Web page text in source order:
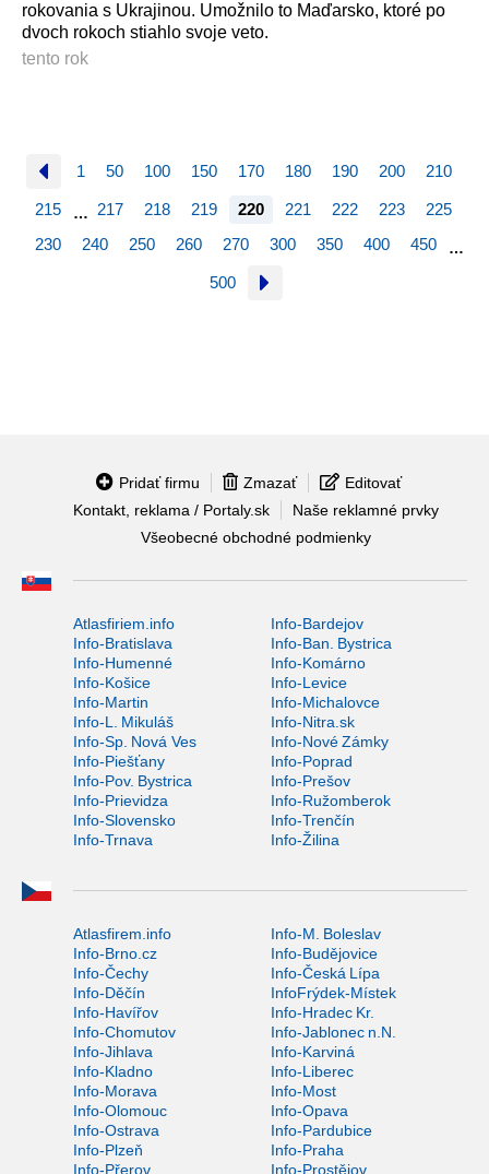
rokovania s Ukrajinou. Umožnilo to Maďarsko, ktoré po
dvoch rokoch stiahlo svoje veto.
tento rok
1 50 100 150 170 180 190 200 210
215 … 217 218 219 220 221 222 223
225
230
240 250 260 270 300 350 400 450 …
500
Pridať firmu Zmazať
Editovať
Kontakt, reklama / Portaly.sk
Naše reklamné prvky
Všeobecné obchodné podmienky
Atlasfiriem.info
Info-Bardejov
Info-Bratislava
Info-Ban. Bystrica
Info-Humenné
Info-Komárno
Info-Košice
Info-Levice
Info-Martin
Info-Michalovce
Info-L. Mikuláš
Info-Nitra.sk
Info-Sp. Nová Ves
Info-Nové Zámky
Info-Piešťany
Info-Poprad
Info-Pov. Bystrica
Info-Prešov
Info-Prievidza
Info-Ružomberok
Info-Slovensko
Info-Trenčín
Info-Trnava
Info-Žilina
Atlasfirem.info
Info-M. Boleslav
Info-Brno.cz
Info-Budějovice
Info-Čechy
Info-Česká Lípa
Info-Děčín
InfoFrýdek-Místek
Info-Havířov
Info-Hradec Kr.
Info-Chomutov
Info-Jablonec n.N.
Info-Jihlava
Info-Karviná
Info-Kladno
Info-Liberec
Info-Morava
Info-Most
Info-Olomouc
Info-Opava
Info-Ostrava
Info-Pardubice
Info-Plzeň
Info-Praha
Info-Přerov
Info-Prostějov